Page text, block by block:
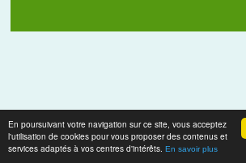
En poursuivant votre navigation sur ce site, vous acceptez
l'utilisation de cookies pour vous proposer des contenus et
services adaptés à vos centres d'intérêts. En savoir plus